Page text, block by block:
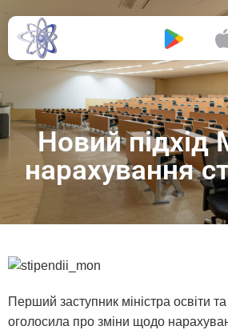
Новий
нарахування
Перший заступник міністра освіти
оголосила про зміни щодо